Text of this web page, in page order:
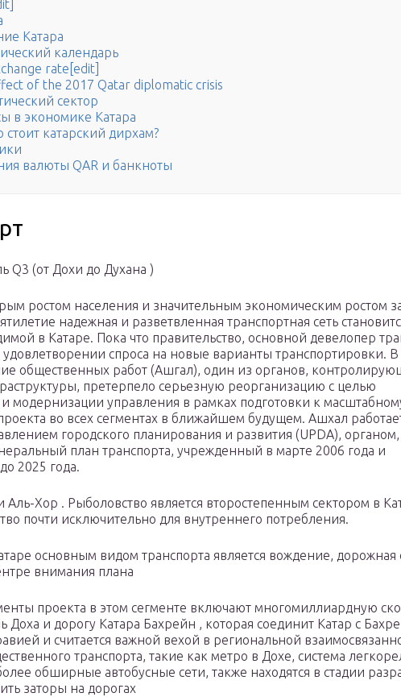
Катара
календарь
rate[edit]
of the 2017 Qatar diplomatic crisis
сектор
в экономике Катара
стоит катарский дирхам?
валюты QAR и банкноты
Q3 (от Дохи до Духана )
ростом населения и значительным экономическим ростом
надежная и разветвленная транспортная сеть
в Катаре. Пока что правительство, основной девелопер
удовлетворении спроса на новые варианты транспортировки. В
общественных работ (Ашгал), один из органов,
претерпело серьезную реорганизацию с целью
модернизации управления в рамках подготовки к
во всех сегментах в ближайшем будущем. Ашхал
городского планирования и развития (UPDA),
план транспорта, учрежденный в марте 2006 года и
2025 года.
Аль-Хор . Рыболовство является второстепенным сектором в
почти исключительно для внутреннего потребления.
основным видом транспорта является вождение, дорожная
внимания плана
проекта в этом сегменте включают многомиллиардную
Доха и дорогу Катара Бахрейн , которая соединит Катар с
и считается важной вехой в региональной
транспорта, такие как метро в Дохе, система
обширные автобусные сети, также находятся в стадии
заторы на дорогах